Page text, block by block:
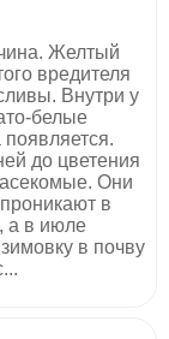
Желтый
вредителя
Внутри у
белые
до цветения
Они
в
а в июле
в почву